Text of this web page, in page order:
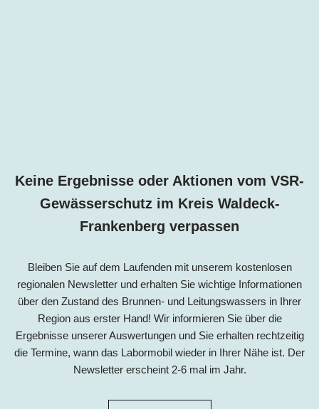
Keine Ergebnisse oder Aktionen vom VSR-
Gewässerschutz im Kreis Waldeck-
Frankenberg verpassen
Bleiben Sie auf dem Laufenden mit unserem kostenlosen
regionalen Newsletter und erhalten Sie wichtige Informationen
über den Zustand des Brunnen- und Leitungswassers in Ihrer
Region aus erster Hand! Wir informieren Sie über die
Ergebnisse unserer Auswertungen und Sie erhalten rechtzeitig
die Termine, wann das Labormobil wieder in Ihrer Nähe ist. Der
Newsletter erscheint 2-6 mal im Jahr.